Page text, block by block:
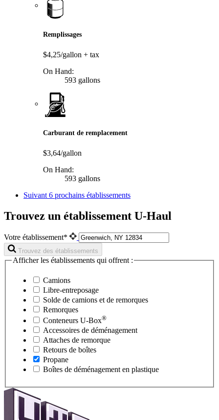
Remplissages
$4,25/gallon + tax
On Hand:
593 gallons
Carburant de remplacement
$3,64/gallon
On Hand:
593 gallons
Suivant 6 prochains établissements
Trouvez un établissement U-Haul
Votre établissement*
Trouvez des établissements
Afficher les établissements qui offrent :
Camions
Libre-entreposage
Solde de camions et de remorques
Remorques
Conteneurs U-Box®
Accessoires de déménagement
Attaches de remorque
Retours de boîtes
Propane
Boîtes de déménagement en plastique